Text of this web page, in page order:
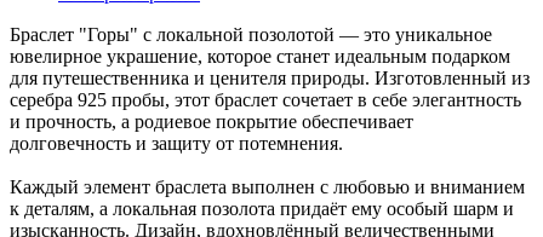
Браслет "Горы" с локальной позолотой — это уникальное
ювелирное украшение, которое станет идеальным подарком
для путешественника и ценителя природы. Изготовленный из
серебра 925 пробы, этот браслет сочетает в себе элегантность
и прочность, а родиевое покрытие обеспечивает
долговечность и защиту от потемнения.
Каждый элемент браслета выполнен с любовью и вниманием
к деталям, а локальная позолота придаёт ему особый шарм и
изысканность. Дизайн, вдохновлённый величественными